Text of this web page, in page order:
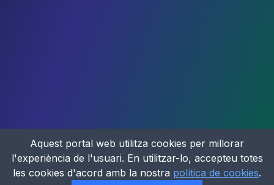
Aquest portal web utilitza cookies per millorar
l'experiència de l'usuari. En utilitzar-lo, accepteu totes
les cookies d'acord amb la nostra política de cookies.